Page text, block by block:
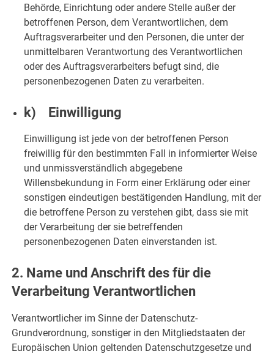
Behörde, Einrichtung oder andere Stelle außer der
betroffenen Person, dem Verantwortlichen, dem
Auftragsverarbeiter und den Personen, die unter der
unmittelbaren Verantwortung des Verantwortlichen
oder des Auftragsverarbeiters befugt sind, die
personenbezogenen Daten zu verarbeiten.
k) Einwilligung
Einwilligung ist jede von der betroffenen Person
freiwillig für den bestimmten Fall in informierter Weise
und unmissverständlich abgegebene
Willensbekundung in Form einer Erklärung oder einer
sonstigen eindeutigen bestätigenden Handlung, mit der
die betroffene Person zu verstehen gibt, dass sie mit
der Verarbeitung der sie betreffenden
personenbezogenen Daten einverstanden ist.
2. Name und Anschrift des für die
Verarbeitung Verantwortlichen
Verantwortlicher im Sinne der Datenschutz-
Grundverordnung, sonstiger in den Mitgliedstaaten der
Europäischen Union geltenden Datenschutzgesetze und